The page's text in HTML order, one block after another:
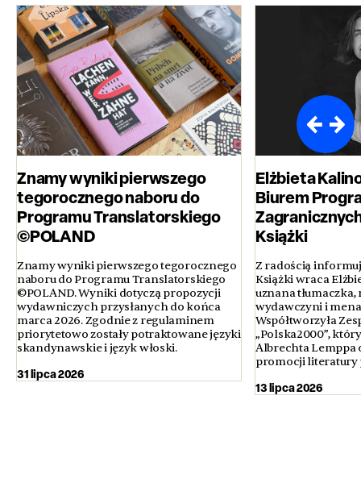
Znamy wyniki pierwszego
tegorocznego naboru do
Programu Translatorskiego
©POLAND
Znamy wyniki pierwszego tegorocznego
naboru do Programu Translatorskiego
©POLAND. Wyniki dotyczą propozycji
wydawniczych przysłanych do końca
marca 2026. Zgodnie z regulaminem
priorytetowo zostały potraktowane języki
skandynawskie i język włoski.
31 lipca 2026
Elżbieta
Biurem
Książki
Z radością
Książki wraca
uznana
wydawczyni i
Współtworzyła
„Polska2000”,
Albrechta Lemppa
promocji literatury
13 lipca 2026